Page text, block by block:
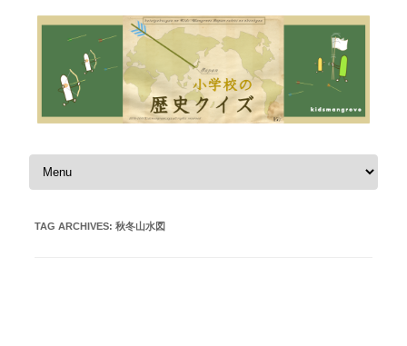
Skip to content
TAG ARCHIVES: 秋冬山水図